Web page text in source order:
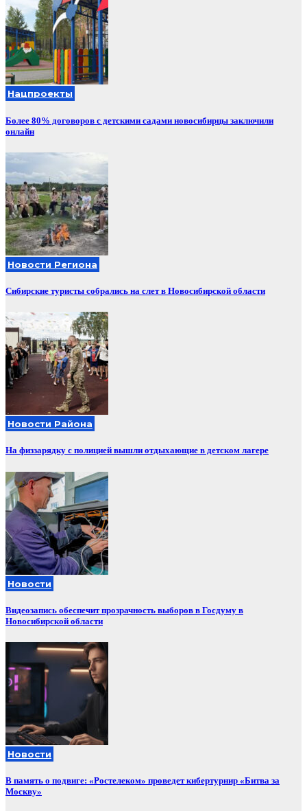
Нацпроекты
Более 80% договоров с детскими садами новосибирцы заключили
онлайн
Новости Региона
Сибирские туристы собрались на слет в Новосибирской области
Новости Района
На физзарядку с полицией вышли отдыхающие в детском лагере
Новости
Видеозапись обеспечит прозрачность выборов в Госдуму в
Новосибирской области
Новости
В память о подвиге: «Ростелеком» проведет кибертурнир «Битва за
Москву»